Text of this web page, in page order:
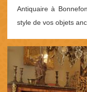
Antiquaire à
style de vos objets